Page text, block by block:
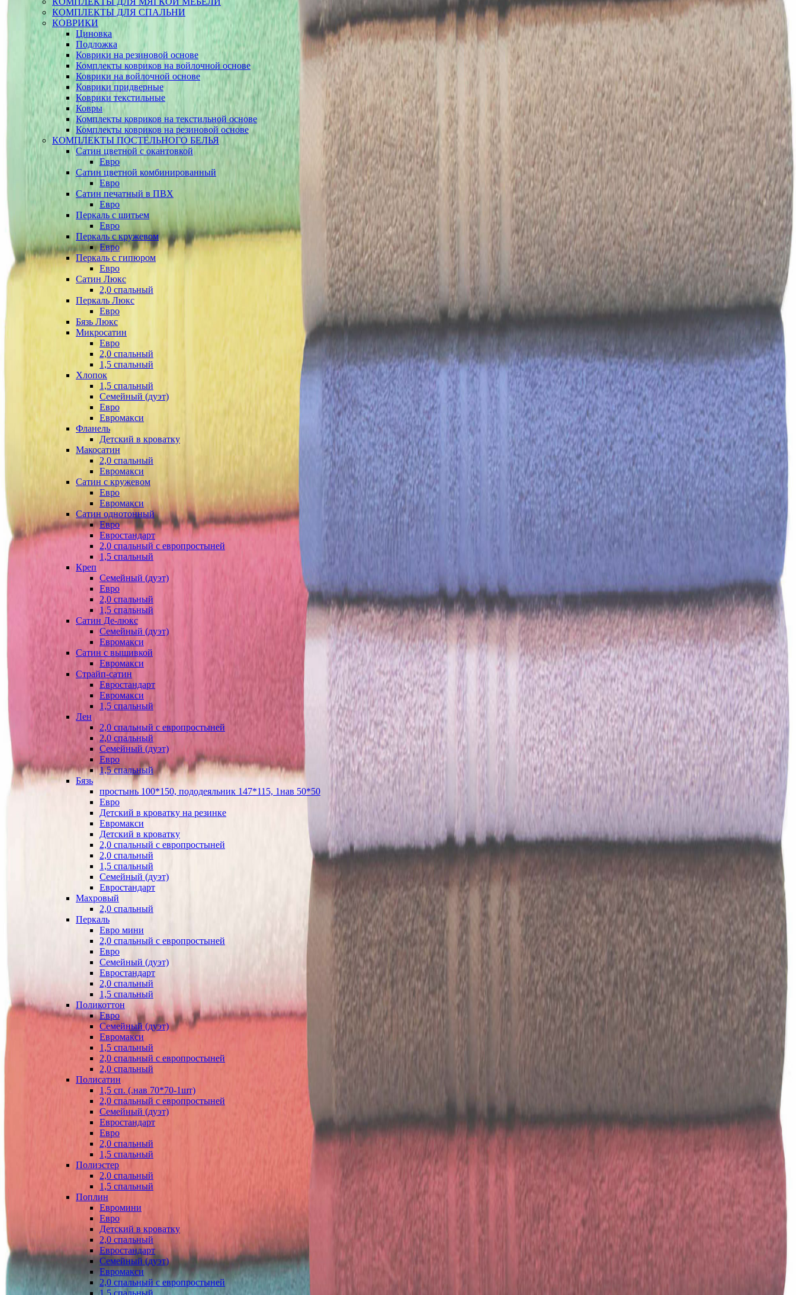
КОМПЛЕКТЫ ДЛЯ СПАЛЬНИ
КОВРИКИ
Циновка
Подложка
Коврики на резиновой основе
Комплекты ковриков на войлочной основе
Коврики на войлочной основе
Коврики придверные
Коврики текстильные
Ковры
Комплекты ковриков на текстильной основе
Комплекты ковриков на резиновой основе
КОМПЛЕКТЫ ПОСТЕЛЬНОГО БЕЛЬЯ
Сатин цветной с окантовкой
Евро
Сатин цветной комбинированный
Евро
Сатин печатный в ПВХ
Евро
Перкаль с шитьем
Евро
Перкаль с кружевом
Евро
Перкаль с гипюром
Евро
Сатин Люкс
2,0 спальный
Перкаль Люкс
Евро
Бязь Люкс
Микросатин
Евро
2,0 спальный
1,5 спальный
Хлопок
1,5 спальный
Семейный (дуэт)
Евро
Евромакси
Фланель
Детский в кроватку
Макосатин
2,0 спальный
Евромакси
Сатин с кружевом
Евро
Евромакси
Сатин однотонный
Евро
Евростандарт
2,0 спальный с европростыней
1,5 спальный
Креп
Семейный (дуэт)
Евро
2,0 спальный
1,5 спальный
Сатин Де-люкс
Семейный (дуэт)
Евромакси
Сатин с вышивкой
Евромакси
Страйп-сатин
Евростандарт
Евромакси
1,5 спальный
Лен
2,0 спальный с европростыней
2,0 спальный
Семейный (дуэт)
Евро
1,5 спальный
Бязь
простынь 100*150, пододеяльник 147*115, 1нав 50*50
Евро
Детский в кроватку на резинке
Евромакси
Детский в кроватку
2,0 спальный с европростыней
2,0 спальный
1,5 спальный
Семейный (дуэт)
Евростандарт
Махровый
2,0 спальный
Перкаль
Евро мини
2,0 спальный с европростыней
Евро
Семейный (дуэт)
Евростандарт
2,0 спальный
1,5 спальный
Поликоттон
Евро
Семейный (дуэт)
Евромакси
1,5 спальный
2,0 спальный с европростыней
2,0 спальный
Полисатин
1,5 сп. (.нав 70*70-1шт)
2,0 спальный с европростыней
Семейный (дуэт)
Евростандарт
Евро
2,0 спальный
1,5 спальный
Полиэстер
2,0 спальный
1,5 спальный
Поплин
Евромини
Евро
Детский в кроватку
2,0 спальный
Евростандарт
Семейный (дуэт)
Евромакси
2,0 спальный с европростыней